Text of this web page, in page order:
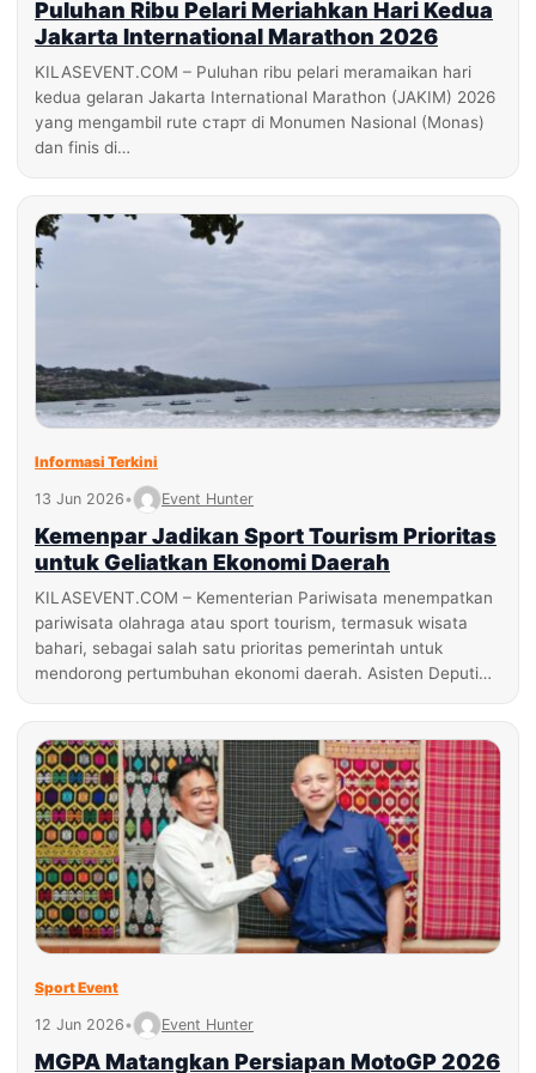
Puluhan Ribu Pelari Meriahkan Hari Kedua
Jakarta International Marathon 2026
KILASEVENT.COM – Puluhan ribu pelari meramaikan hari
kedua gelaran Jakarta International Marathon (JAKIM) 2026
yang mengambil rute старт di Monumen Nasional (Monas)
dan finis di…
Informasi Terkini
13 Jun 2026• Event Hunter
Kemenpar Jadikan Sport Tourism Prioritas
untuk Geliatkan Ekonomi Daerah
KILASEVENT.COM – Kementerian Pariwisata menempatkan
pariwisata olahraga atau sport tourism, termasuk wisata
bahari, sebagai salah satu prioritas pemerintah untuk
mendorong pertumbuhan ekonomi daerah. Asisten Deputi…
Sport Event
12 Jun 2026• Event Hunter
MGPA Matangkan Persiapan MotoGP 2026